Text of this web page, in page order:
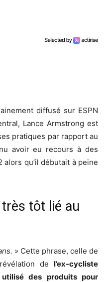
diffusé sur ESPN
Lance Armstrong est
pratiques par rapport au
avoir eu recours à des
qu’il débutait à peine
tôt lié au
» Cette phrase, celle de
de l’ex-cycliste
des produits pour